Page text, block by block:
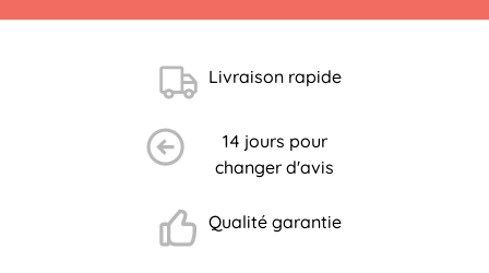
Livraison rapide
14 jours pour
changer d'avis
Qualité garantie